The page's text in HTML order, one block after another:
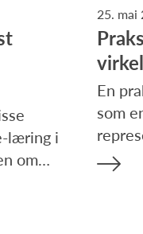
læring i
om…
25. mai
En
som